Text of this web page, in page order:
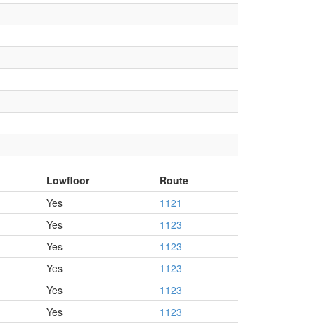
Lowfloor
Route
Yes
1121
Yes
1123
Yes
1123
Yes
1123
Yes
1123
Yes
1123